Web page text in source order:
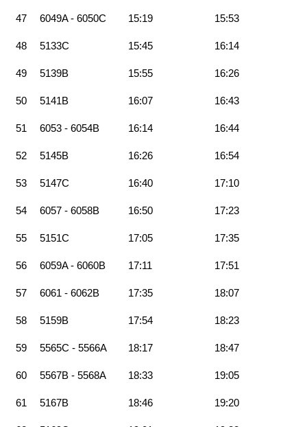
47 6049A - 6050C 15:19 15:53
48 5133C 15:45 16:14
49 5139B 15:55 16:26
50 5141B 16:07 16:43
51 6053 - 6054B 16:14 16:44
52 5145B 16:26 16:54
53 5147C 16:40 17:10
54 6057 - 6058B 16:50 17:23
55 5151C 17:05 17:35
56 6059A - 6060B 17:11 17:51
57 6061 - 6062B 17:35 18:07
58 5159B 17:54 18:23
59 5565C - 5566A 18:17 18:47
60 5567B - 5568A 18:33 19:05
61 5167B 18:46 19:20